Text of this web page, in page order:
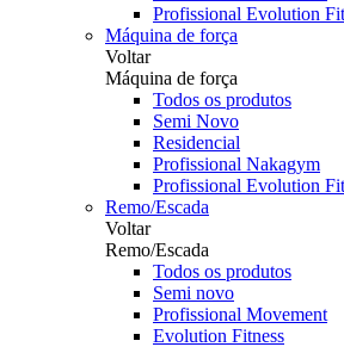
Profissional Evolution
Máquina de força
Voltar
Máquina de força
Todos os produtos
Semi Novo
Residencial
Profissional Nakagym
Profissional Evolution
Remo/Escada
Voltar
Remo/Escada
Todos os produtos
Semi novo
Profissional Movement
Evolution Fitness